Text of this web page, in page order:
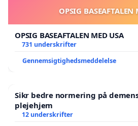
OPSIG BASEAFTALEN
OPSIG BASEAFTALEN MED USA
731 underskrifter
Gennemsigtighedsmeddelelse
Sikr bedre normering på
plejehjem
12 underskrifter